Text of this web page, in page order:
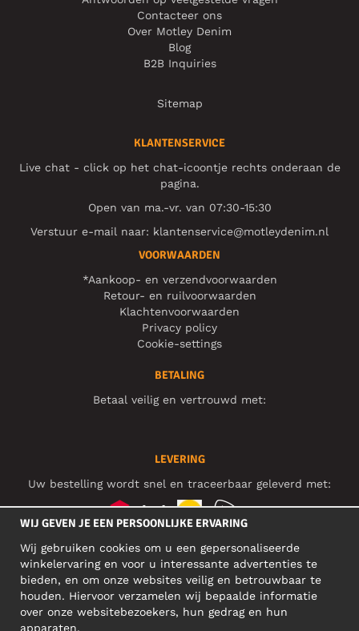
Contacteer ons
Over Motley Denim
Blog
B2B Inquiries
Sitemap
KLANTENSERVICE
Live chat - click op het chat-icoontje rechts onderaan de
pagina.
Open van ma.-vr. van 07:30-15:30
Verstuur e-mail naar: klantenservice@motleydenim.nl
VOORWAARDEN
*Aankoop- en verzendvoorwaarden
Retour- en ruilvoorwaarden
Klachtenvoorwaarden
Privacy policy
Cookie-settings
BETALING
Betaal veilig en vertrouwd met:
LEVERING
Uw bestelling wordt snel en traceerbaar geleverd met:
SOCIAL MEDIA
BEDRIJFSADRES
WIJ GEVEN JE EEN PERSOONLIJKE ERVARING
Wij gebruiken cookies om u een gepersonaliseerde
winkelervaring en voor u interessante advertenties te
bieden, en om onze websites veilig en betrouwbaar te
houden. Hiervoor verzamelen wij bepaalde informatie
over onze websitebezoekers, hun gedrag en hun
apparaten.